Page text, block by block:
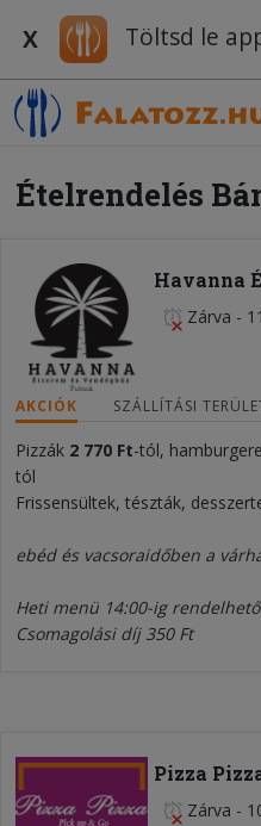
X Töltsd le
Ételrendelés
Havanna
Zárva -
AKCIÓK SZÁLLÍTÁSI
Pizzák 2 770 Ft-tól,
tól
Frissensültek, tészták,
ebéd és vacsoraidőben a
Heti menü 14:00-ig rendelhető
Csomagolási díj 350 Ft
Pizza
Zárva -